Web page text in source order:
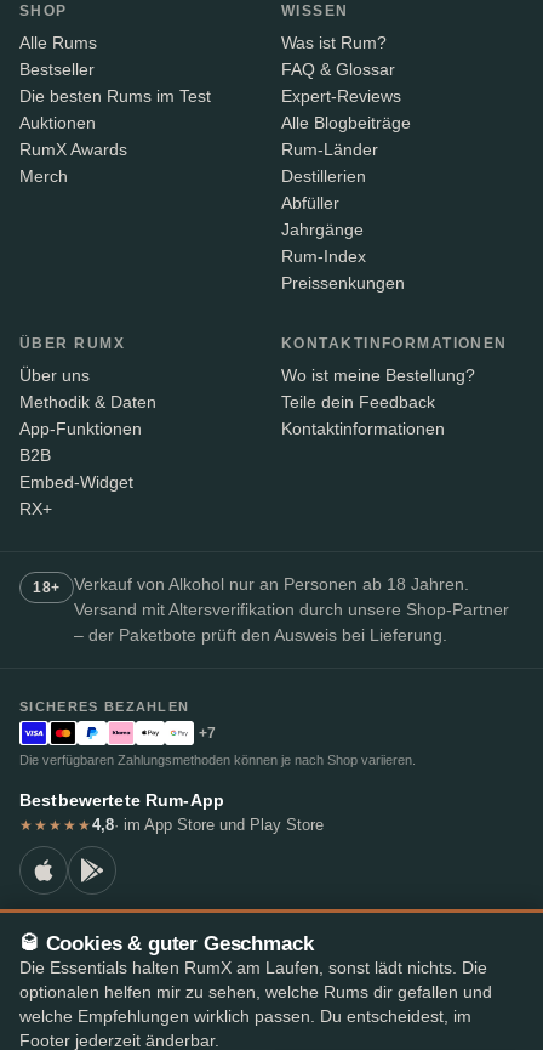
SHOP
Alle Rums
Bestseller
Die besten Rums im Test
Auktionen
RumX Awards
Merch
WISSEN
Was ist Rum?
FAQ & Glossar
Expert-Reviews
Alle Blogbeiträge
Rum-Länder
Destillerien
Abfüller
Jahrgänge
Rum-Index
Preissenkungen
ÜBER RUMX
Über uns
Methodik & Daten
App-Funktionen
B2B
Embed-Widget
RX+
KONTAKTINFORMATIONEN
Wo ist meine Bestellung?
Teile dein Feedback
Kontaktinformationen
18+
Verkauf von Alkohol nur an Personen ab 18 Jahren.
Versand mit Altersverifikation durch unsere Shop-Partner
– der Paketbote prüft den Ausweis bei Lieferung.
SICHERES BEZAHLEN
+7
Die verfügbaren Zahlungsmethoden können je nach Shop variieren.
Bestbewertete Rum-App
★★★★★4,8· im App Store und Play Store
© 2026 RumX
RumX® ist eine eingetragene Unionsmarke (EUTM Nr. 018407164).
Impressum Datenschutzrichtlinie Cookie-EinstellungenAGB
🥃 Cookies & guter Geschmack
Die Essentials halten RumX am Laufen, sonst lädt nichts. Die
optionalen helfen mir zu sehen, welche Rums dir gefallen und
welche Empfehlungen wirklich passen. Du entscheidest, im
Footer jederzeit änderbar.